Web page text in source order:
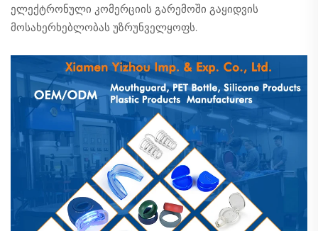
ელექტრონული კომერციის გარემოში გაყიდვის
მოსახერხებლობას უზრუნველყოფს.